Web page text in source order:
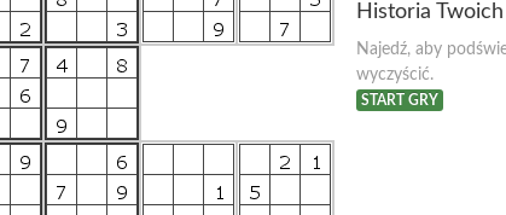
Historia
Najedź, aby
wyczyścić.
START GRY